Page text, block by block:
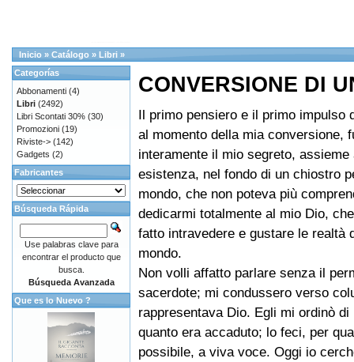
Inicio » Catálogo » Libri »
CONVERSIONE DI
Il primo pensiero e il primo impulso
al momento della mia conversione,
interamente il mio segreto, assieme
esistenza, nel fondo di un chiostro
mondo, che non poteva più
dedicarmi totalmente al mio Dio,
fatto intravedere e gustare le realtà
mondo.
Non volli affatto parlare senza il
sacerdote; mi condussero verso
rappresentava Dio. Egli mi ordinò di
quanto era accaduto; lo feci, per
possibile, a viva voce. Oggi io
Categorías
Abbonamenti (4)
Libri (2492)
Libri Scontati 30% (30)
Promozioni (19)
Riviste-> (142)
Gadgets (2)
Fabricantes
Búsqueda Rápida
Use palabras clave para
encontrar el producto que
busca.
Búsqueda Avanzada
Que es lo Nuevo ?